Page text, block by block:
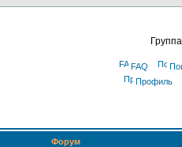
FAQ
Профиль
Форум